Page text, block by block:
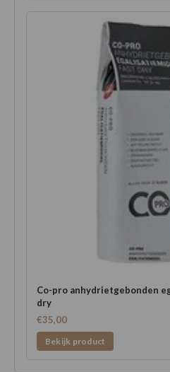
Co-pro anhydrietgebonden
dry
€35,00
Bekijk product